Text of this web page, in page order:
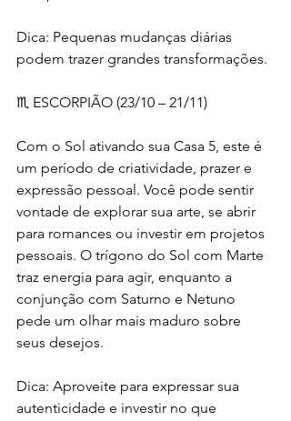
Dica: Pequenas mudanças diárias
podem trazer grandes transformações.
♏ ESCORPIÃO (23/10 – 21/11)
Com o Sol ativando sua Casa 5, este é
um período de criatividade, prazer e
expressão pessoal. Você pode sentir
vontade de explorar sua arte, se abrir
para romances ou investir em projetos
pessoais. O trígono do Sol com Marte
traz energia para agir, enquanto a
conjunção com Saturno e Netuno
pede um olhar mais maduro sobre
seus desejos.
Dica: Aproveite para expressar sua
autenticidade e investir no que